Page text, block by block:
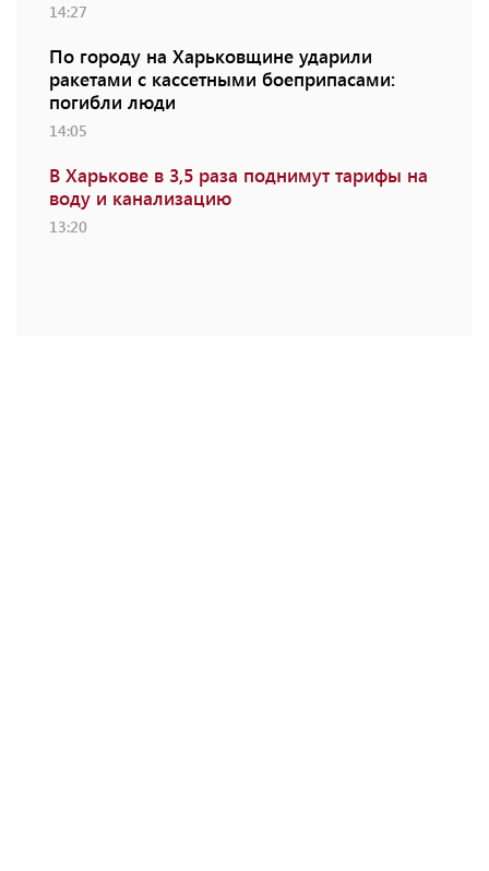
14:27
По городу на Харьковщине ударили
ракетами с кассетными боеприпасами:
погибли люди
14:05
В Харькове в 3,5 раза поднимут тарифы на
воду и канализацию
13:20